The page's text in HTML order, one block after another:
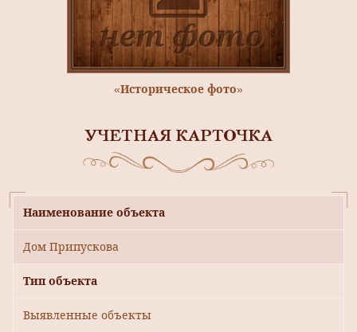
«Историческое фото»
УЧЕТНАЯ КАРТОЧКА
Наименование объекта
Дом Припускова
Тип объекта
Выявленные объекты